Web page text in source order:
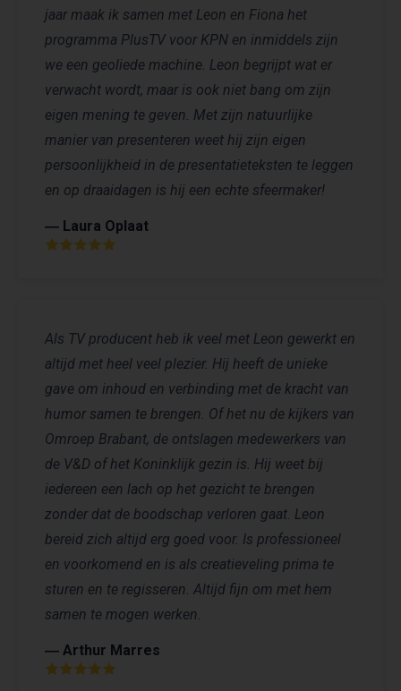
jaar maak ik samen met Leon en Fiona het
programma PlusTV voor KPN en inmiddels zijn
we een geoliede machine. Leon begrijpt wat er
verwacht wordt, maar is ook niet bang om zijn
eigen mening te geven. Met zijn natuurlijke
manier van presenteren weet hij zijn eigen
persoonlijkheid in de presentatieteksten te leggen
en op draaidagen is hij een echte sfeermaker!
― Laura Oplaat
Als TV producent heb ik veel met Leon gewerkt en
altijd met heel veel plezier. Hij heeft de unieke
gave om inhoud en verbinding met de kracht van
humor samen te brengen. Of het nu de kijkers van
Omroep Brabant, de ontslagen medewerkers van
de V&D of het Koninklijk gezin is. Hij weet bij
iedereen een lach op het gezicht te brengen
zonder dat de boodschap verloren gaat. Leon
bereid zich altijd erg goed voor. Is professioneel
en voorkomend en is als creatieveling prima te
sturen en te regisseren. Altijd fijn om met hem
samen te mogen werken.
― Arthur Marres